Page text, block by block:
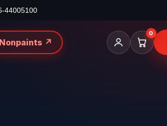
44005100
Nonpaints ↗
0